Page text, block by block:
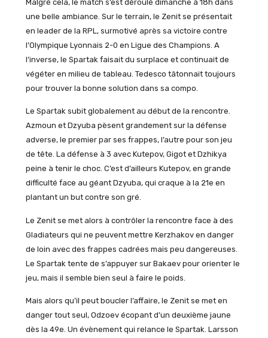
Malgré cela, le match s’est déroulé dimanche à 18h dans
une belle ambiance. Sur le terrain, le Zenit se présentait
en leader de la RPL, surmotivé après sa victoire contre
l’Olympique Lyonnais 2-0 en Ligue des Champions. A
l’inverse, le Spartak faisait du surplace et continuait de
végéter en milieu de tableau. Tedesco tâtonnait toujours
pour trouver la bonne solution dans sa compo.
Le Spartak subit globalement au début de la rencontre.
Azmoun et Dzyuba pèsent grandement sur la défense
adverse, le premier par ses frappes, l’autre pour son jeu
de tête. La défense à 3 avec Kutepov, Gigot et Dzhikya
peine à tenir le choc. C’est d’ailleurs Kutepov, en grande
difficulté face au géant Dzyuba, qui craque à la 21e en
plantant un but contre son gré.
Le Zenit se met alors à contrôler la rencontre face à des
Gladiateurs qui ne peuvent mettre Kerzhakov en danger
de loin avec des frappes cadrées mais peu dangereuses.
Le Spartak tente de s’appuyer sur Bakaev pour orienter le
jeu, mais il semble bien seul à faire le poids.
Mais alors qu’il peut boucler l’affaire, le Zenit se met en
danger tout seul, Odzoev écopant d’un deuxième jaune
dès la 49e. Un évènement qui relance le Spartak. Larsson